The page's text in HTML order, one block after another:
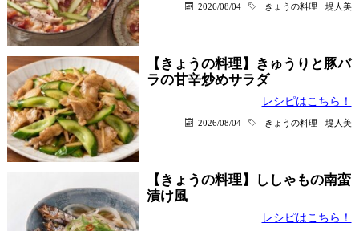
2026/08/04 きょうの料理 堤人美
【きょうの料理】きゅうりと豚バ
ラの甘辛炒めサラダ
レシピはこちら！
2026/08/04 きょうの料理 堤人美
【きょうの料理】ししゃもの南蛮
漬け風
レシピはこちら！